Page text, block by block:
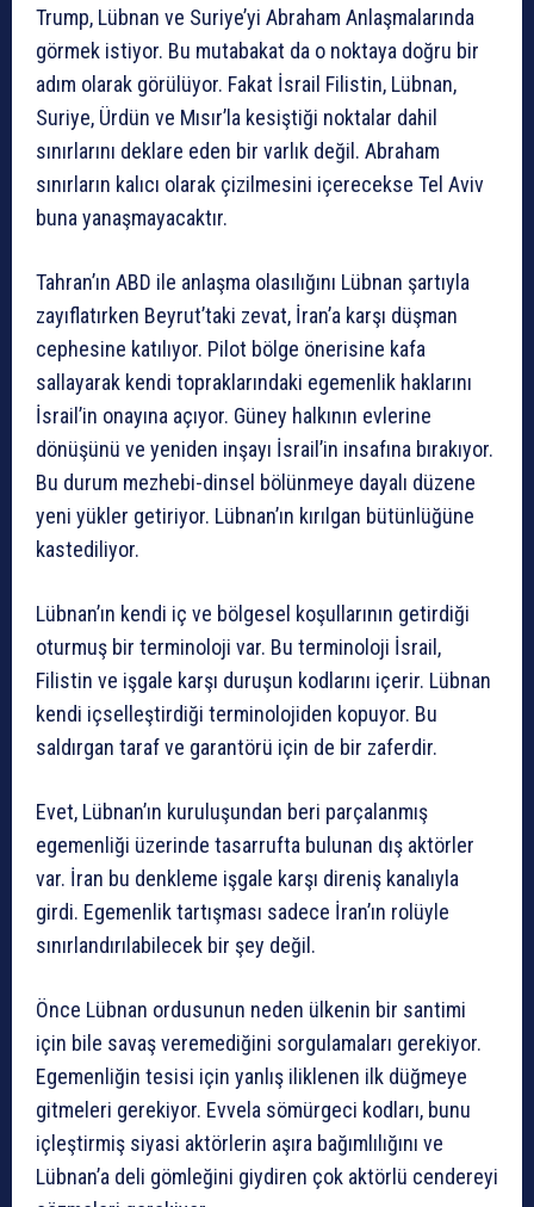
Trump, Lübnan ve Suriye’yi Abraham Anlaşmalarında
görmek istiyor. Bu mutabakat da o noktaya doğru bir
adım olarak görülüyor. Fakat İsrail Filistin, Lübnan,
Suriye, Ürdün ve Mısır’la kesiştiği noktalar dahil
sınırlarını deklare eden bir varlık değil. Abraham
sınırların kalıcı olarak çizilmesini içerecekse Tel Aviv
buna yanaşmayacaktır.
Tahran’ın ABD ile anlaşma olasılığını Lübnan şartıyla
zayıflatırken Beyrut’taki zevat, İran’a karşı düşman
cephesine katılıyor. Pilot bölge önerisine kafa
sallayarak kendi topraklarındaki egemenlik haklarını
İsrail’in onayına açıyor. Güney halkının evlerine
dönüşünü ve yeniden inşayı İsrail’in insafına bırakıyor.
Bu durum mezhebi-dinsel bölünmeye dayalı düzene
yeni yükler getiriyor. Lübnan’ın kırılgan bütünlüğüne
kastediliyor.
Lübnan’ın kendi iç ve bölgesel koşullarının getirdiği
oturmuş bir terminoloji var. Bu terminoloji İsrail,
Filistin ve işgale karşı duruşun kodlarını içerir. Lübnan
kendi içselleştirdiği terminolojiden kopuyor. Bu
saldırgan taraf ve garantörü için de bir zaferdir.
Evet, Lübnan’ın kuruluşundan beri parçalanmış
egemenliği üzerinde tasarrufta bulunan dış aktörler
var. İran bu denkleme işgale karşı direniş kanalıyla
girdi. Egemenlik tartışması sadece İran’ın rolüyle
sınırlandırılabilecek bir şey değil.
Önce Lübnan ordusunun neden ülkenin bir santimi
için bile savaş veremediğini sorgulamaları gerekiyor.
Egemenliğin tesisi için yanlış iliklenen ilk düğmeye
gitmeleri gerekiyor. Evvela sömürgeci kodları, bunu
içleştirmiş siyasi aktörlerin aşıra bağımlılığını ve
Lübnan’a deli gömleğini giydiren çok aktörlü cendereyi